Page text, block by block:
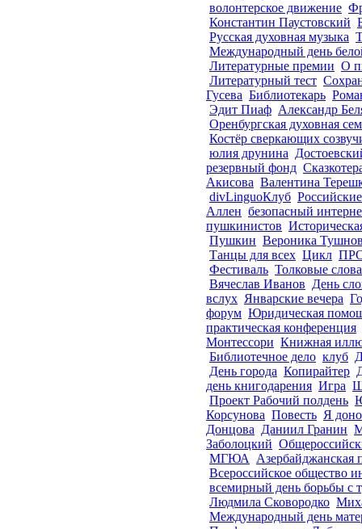
волонтерское движение
Константин Паустовский
Русская духовная музыка
Международный день
Литературные премии О
Литературный тест
Гусева Библиотекарь
Эдит Пиаф Александр
Оренбургская духовная
Костёр сверкающих
юлия друнина
резервный фонд
Акисова Валентина
divLinguoКлуб
Аллен безопасный
пушкинистов
Пушкин Вероника
Танцы для всех Цикл
Фестиваль Толковые
Вячеслав Иванов День
вслух Январские вечера
форум Юридическая
практическая конференция
Монтессори Книжная
Библиотечное дело клуб
День города Копирайтер
день книгодарения Игра
Проект Рабочий полдень
Корсунова Повесть Я
Донцова Даниил Гранин
Заболоцкий
МГЮА
Азербайджанская
Всероссийское общество
всемирный день борьбы с
Людмила Сковородко
Международный день